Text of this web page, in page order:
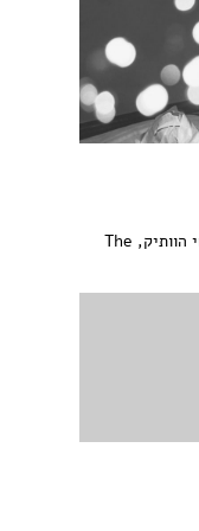
ריימונד צ'נדלר כמבקר חברתי ירחון הספרות הבריטי הוותיק, The